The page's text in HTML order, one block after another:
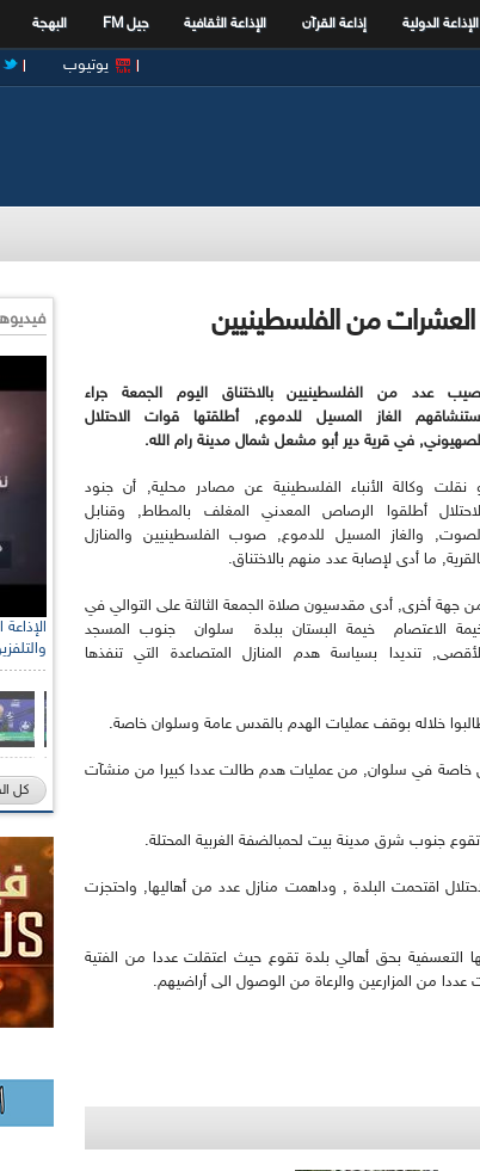
الإذاعة الدولية إذاعة القرآن الإذاعة الثقافية جيل FM البهجة
يوتيوب
من الفلسطينيين
عدد من الفلسطينيين بالاختناق اليوم الجمعة جراء
الغاز المسيل للدموع, أطلقتها قوات الاحتلال
في قرية دير أبو مشعل شمال مدينة رام الله.
نقلت وكالة الأنباء الفلسطينية عن مصادر محلية, أن جنود
أطلقوا الرصاص المعدني المغلف بالمطاط, وقنابل
والغاز المسيل للدموع, صوب الفلسطينيين والمنازل
ما أدى لإصابة عدد منهم بالاختناق.
جهة أخرى, أدى مقدسيون صلاة الجمعة الثالثة على التوالي في
الاعتصام خيمة البستان ببلدة سلوان جنوب المسجد
تنديدا بسياسة هدم المنازل المتصاعدة التي تنفذها
خلاله بوقف عمليات الهدم بالقدس عامة وسلوان خاصة.
خاصة في سلوان, من عمليات هدم طالت عددا كبيرا من منشآت
جنوب شرق مدينة بيت لحمبالضفة الغربية المحتلة.
اقتحمت البلدة , وداهمت منازل عدد من أهاليها, واحتجزت
التعسفية بحق أهالي بلدة تقوع حيث اعتقلت عددا من الفتية
من المزارعين والرعاة من الوصول الى أراضيهم.
كل